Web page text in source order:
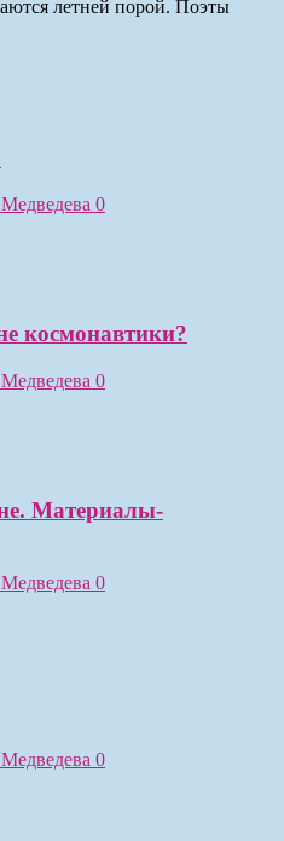
летней порой. Поэты
0
космонавтики?
0
Материалы-
0
0